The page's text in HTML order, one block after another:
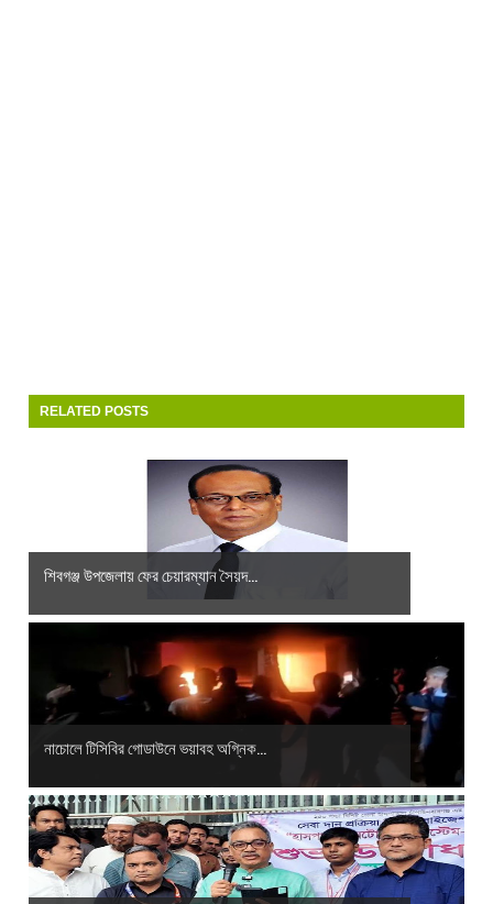
RELATED POSTS
শিবগঞ্জ উপজেলায় ফের চেয়ারম্যান সৈয়দ...
নাচোলে টিসিবির গোডাউনে ভয়াবহ অগ্নিক...